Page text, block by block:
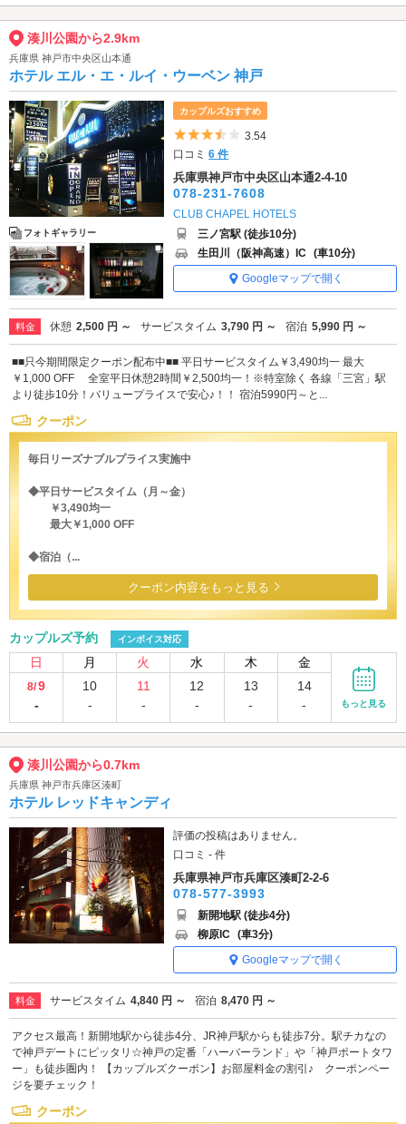
湊川公園から2.9km
兵庫県 神戸市中央区山本通
ホテル エル・エ・ルイ・ウーベン 神戸
フォトギャラリー
カップルズおすすめ
5つ星のうち3.5
3.54
口コミ6 件
兵庫県神戸市中央区山本通2-4-10
078-231-7608
CLUB CHAPEL HOTELS
三ノ宮駅 (徒歩10分)
生田川（阪神高速）IC (車10分)
Googleマップで開く
料金 休憩 2,500 円 ～ サービスタイム 3,790 円 ～ 宿泊 5,990 円 ～
■■只今期間限定クーポン配布中■■ 平日サービスタイム￥3,490均一 最大
￥1,000 OFF 全室平日休憩2時間￥2,500均一！※特室除く 各線「三宮」駅
より徒歩10分！バリュープライスで安心♪！！ 宿泊5990円～と...
クーポン
毎日リーズナブルプライス実施中
◆平日サービスタイム（月～金）
￥3,490均一
最大￥1,000 OFF
◆宿泊（...
クーポン内容をもっと見る
カップルズ予約 インボイス対応
日 月 火 水 木 金
8/9
-
10
-
11
-
12
-
13
-
14
-
もっと見る
湊川公園から0.7km
兵庫県 神戸市兵庫区湊町
ホテル レッドキャンディ
評価の投稿はありません。
口コミ - 件
兵庫県神戸市兵庫区湊町2-2-6
078-577-3993
新開地駅 (徒歩4分)
柳原IC (車3分)
Googleマップで開く
料金 サービスタイム 4,840 円 ～ 宿泊 8,470 円 ～
アクセス最高！新開地駅から徒歩4分、JR神戸駅からも徒歩7分。駅チカなの
で神戸デートにピッタリ☆神戸の定番「ハーバーランド」や「神戸ポートタワ
ー」も徒歩圏内！ 【カップルズクーポン】お部屋料金の割引♪ クーポンペー
ジを要チェック！
クーポン